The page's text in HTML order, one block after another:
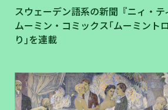
スウェーデン語系の新聞『ニィ・
ムーミン・コミックス｢ムーミント
り｣を連載